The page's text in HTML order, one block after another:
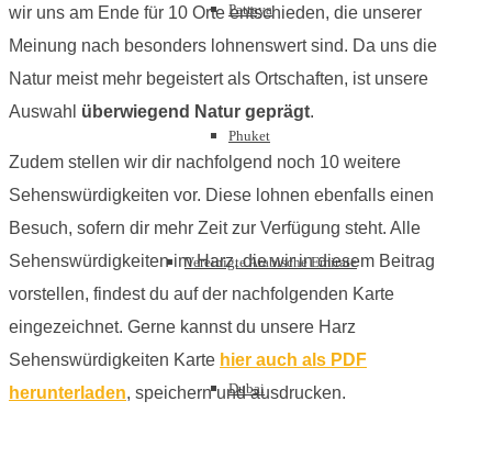
Pattaya
Phuket
Vereinigte Arabische Emirate
Dubai
wir uns am Ende für 10 Orte entschieden, die unserer
Meinung nach besonders lohnenswert sind. Da uns die
Natur meist mehr begeistert als Ortschaften, ist unsere
Auswahl überwiegend Natur geprägt.
Zudem stellen wir dir nachfolgend noch 10 weitere
Sehenswürdigkeiten vor. Diese lohnen ebenfalls einen
Besuch, sofern dir mehr Zeit zur Verfügung steht. Alle
Sehenswürdigkeiten im Harz, die wir in diesem Beitrag
vorstellen, findest du auf der nachfolgenden Karte
eingezeichnet. Gerne kannst du unsere Harz
Sehenswürdigkeiten Karte hier auch als PDF
herunterladen, speichern und ausdrucken.